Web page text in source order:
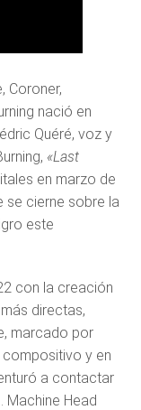
Coroner,
nació en
Quéré, voz y
«Last
en marzo de
se cierne sobre la
este
con la creación
directas,
marcado por
y en
a contactar
Machine Head